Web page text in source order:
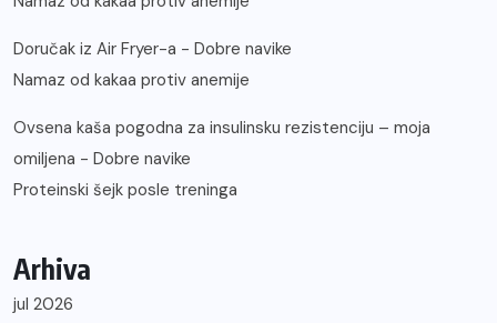
Doručak iz Air Fryer-a - Dobre navike
Namaz od kakaa protiv anemije
Ovsena kaša pogodna za insulinsku rezistenciju – moja
omiljena - Dobre navike
Proteinski šejk posle treninga
Arhiva
jul 2026